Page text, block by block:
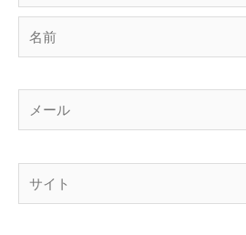
前
ー
ル
ト